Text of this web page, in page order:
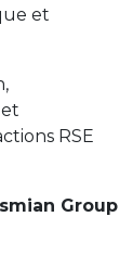
et
RSE
Group